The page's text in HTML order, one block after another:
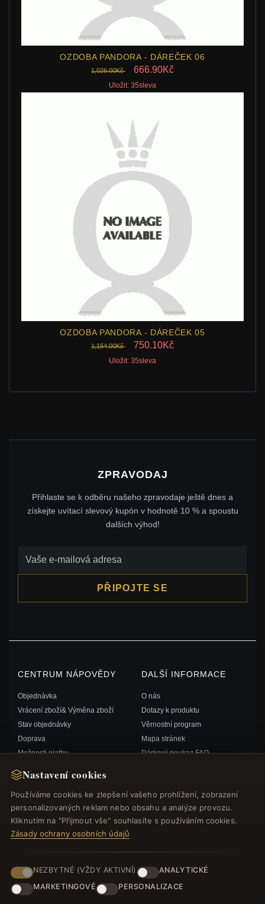
Nastavení cookies
Používáme cookies ke zlepšení vašeho prohlížení, zobrazení
personalizovaných reklam nebo obsahu a analýze provozu.
Kliknutím na "Přijmout vše" souhlasíte s používáním cookies.
Zásady ochrany osobních údajů
NEZBYTNÉ (VŽDY AKTIVNÍ)
ANALYTICKÉ
MARKETINGOVÉ
PERSONALIZACE
OZDOBA PANDORA - DÁREČEK 06
1,026.00Kč 666.90Kč
Uložit: 35sleva
OZDOBA PANDORA - DÁREČEK 05
1,154.00Kč 750.10Kč
Uložit: 35sleva
ZPRAVODAJ
Přihlaste se k odběru našeho zpravodaje ještě dnes a
získejte uvítací slevový kupón v hodnotě 10 % a spoustu
dalších výhod!
PŘIPOJTE SE
CENTRUM NÁPOVĚDY
Objednávka
Vrácení zboží& Výměna zboží
Stav objednávky
Doprava
Možnosti platby
Kontaktujte nás
DALŠÍ INFORMACE
O nás
Dotazy k produktu
Věrnostní program
Mapa stránek
Dárkový poukaz FAQ
RYCHLÉ ODKAZY
Nové produkty
Speciální nabídky
Blog
Recenze
Přihlásit se
SLEDUJTE NÁS